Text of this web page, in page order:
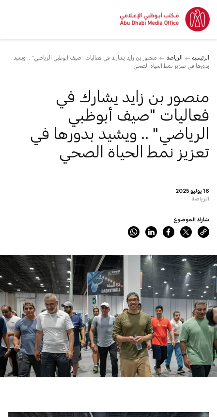
الرئيسية الرياضة
منصور بن زايد يشارك في فعاليات "صيف أبوظبي الرياضي" .. ويشيد
بدورها في تعزيز نمط الحياة الصحي
16 يوليو 2025
الرياضة
منصور بن زايد يشارك في
فعاليات "صيف أبوظبي
الرياضي" .. ويشيد بدورها في
تعزيز نمط الحياة الصحي
شارك الموضوع